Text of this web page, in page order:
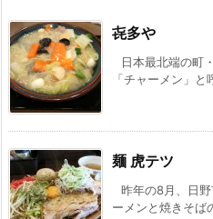
㐂多や
日本最北端の町
「チャーメン」
麺 虎テツ
昨年の8月、日
ーメンと焼きそば